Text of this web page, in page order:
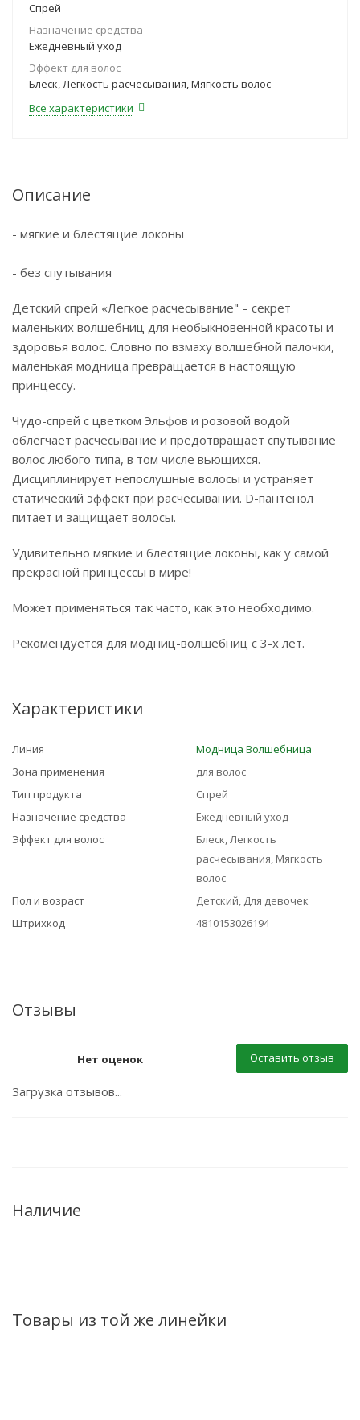
Спрей
Назначение средства
Ежедневный уход
Эффект для волос
Блеск, Легкость расчесывания, Мягкость волос
Все характеристики
Описание
- мягкие и блестящие локоны
- без спутывания
Детский спрей «Легкое расчесывание" – секрет
маленьких волшебниц для необыкновенной красоты и
здоровья волос. Словно по взмаху волшебной палочки,
маленькая модница превращается в настоящую
принцессу.
Чудо-спрей с цветком Эльфов и розовой водой
облегчает расчесывание и предотвращает спутывание
волос любого типа, в том числе вьющихся.
Дисциплинирует непослушные волосы и устраняет
статический эффект при расчесывании. D-пантенол
питает и защищает волосы.
Удивительно мягкие и блестящие локоны, как у самой
прекрасной принцессы в мире!
Может применяться так часто, как это необходимо.
Рекомендуется для модниц-волшебниц с 3-х лет.
Характеристики
Линия
Модница Волшебница
Зона применения
для волос
Тип продукта
Спрей
Назначение средства
Ежедневный уход
Эффект для волос
Блеск, Легкость
расчесывания, Мягкость
волос
Пол и возраст
Детский, Для девочек
Штрихкод
4810153026194
Отзывы
Нет оценок Оставить отзыв
Загрузка отзывов...
Наличие
Товары из той же линейки